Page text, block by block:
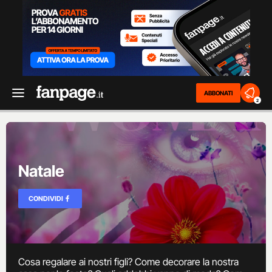
ABBONATI
2
Natale
CONDIVIDI
Cosa regalare ai nostri figli? Come decorare la nostra